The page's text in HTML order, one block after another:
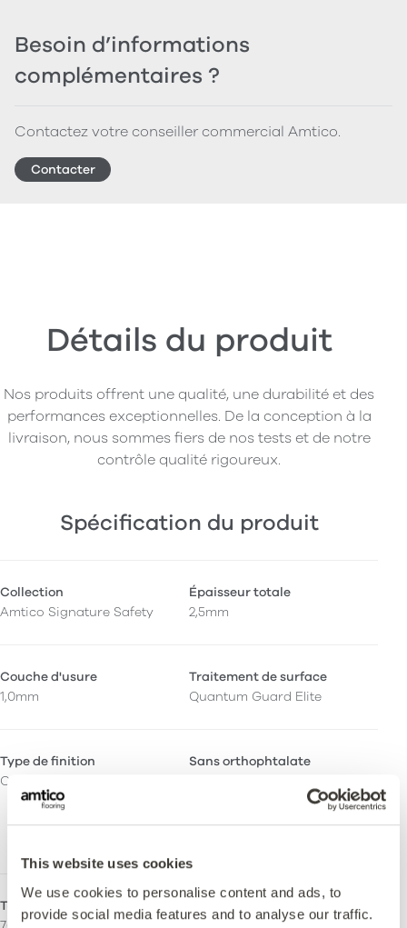
This website uses cookies
We use cookies to personalise content and ads, to
provide social media features and to analyse our traffic.
Besoin d’informations
complémentaires ?
Contactez votre conseiller commercial Amtico.
Contacter
Détails du produit
Nos produits offrent une qualité, une durabilité et des
performances exceptionnelles. De la conception à la
livraison, nous sommes fiers de nos tests et de notre
contrôle qualité rigoureux.
Spécification du produit
Collection
Amtico Signature Safety
Épaisseur totale
2,5mm
Couche d'usure
1,0mm
Traitement de surface
Quantum Guard Elite
Type de finition
Ceramic
Sans orthophtalate
plastifiants sans ortho-
phtalates et d'origine
Tailles - Fil Droit
Filet décoratif